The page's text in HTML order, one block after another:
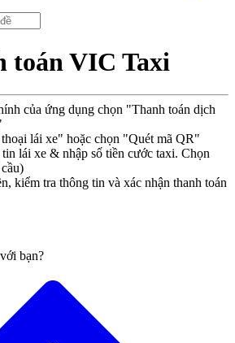
toán VIC Taxi
của ứng dụng chọn "Thanh toán dịch
lái xe" hoặc chọn "Quét mã QR"
lái xe & nhập số tiền cước taxi. Chọn
kiểm tra thông tin và xác nhận thanh toán
bạn?